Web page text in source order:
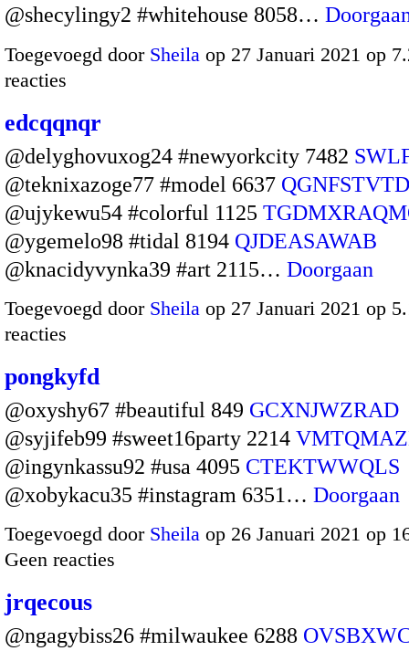
@shecylingy2 #whitehouse 8058…
Toegevoegd door Sheila op 27 Januari 2021 op
reacties
edcqqnqr
@delyghovuxog24 #newyorkcity 7482
@teknixazoge77 #model 6637
@ujykewu54 #colorful 1125
@ygemelo98 #tidal 8194 QJDEASAWAB
@knacidyvynka39 #art 2115… Doorgaan
Toegevoegd door Sheila op 27 Januari 2021 op
reacties
pongkyfd
@oxyshy67 #beautiful 849 GCXNJWZRAD
@syjifeb99 #sweet16party 2214
@ingynkassu92 #usa 4095 CTEKTWWQLS
@xobykacu35 #instagram 6351… Doorgaan
Toegevoegd door Sheila op 26 Januari 2021 op
Geen reacties
jrqecous
@ngagybiss26 #milwaukee 6288